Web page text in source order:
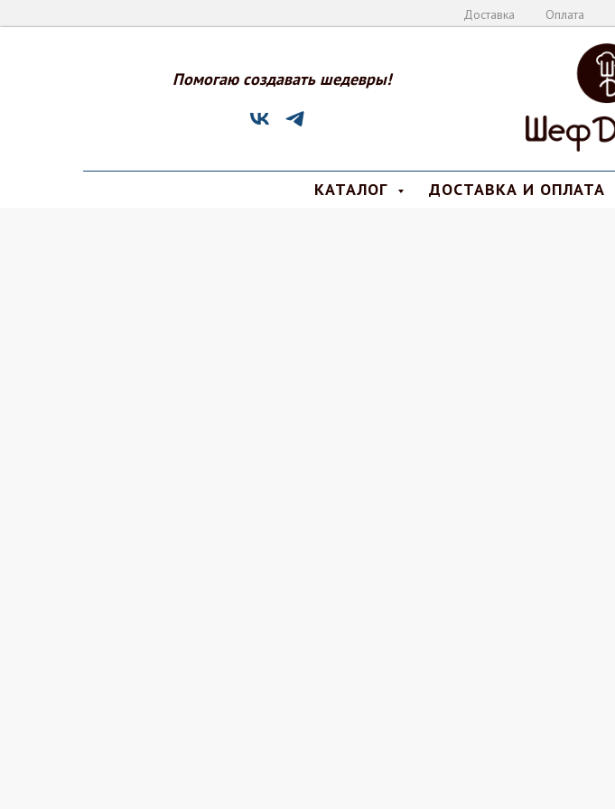
Доставка Оплата
Помогаю создавать шедевры!
КАТАЛОГ ДОСТАВКА И ОПЛАТА